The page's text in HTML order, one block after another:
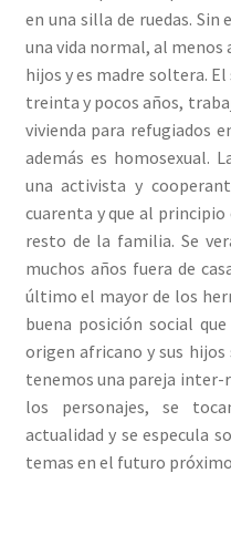
en una silla de ruedas.
una vida normal, al menos
hijos y es madre soltera.
treinta y pocos años,
vivienda para refugiados
además es homosexual.
una activista y
cuarenta y que al
resto de la familia. Se
muchos años fuera de
último el mayor de los
buena posición social
origen africano y sus
tenemos una pareja inter-
los personajes, se
actualidad y se especula
temas en el futuro